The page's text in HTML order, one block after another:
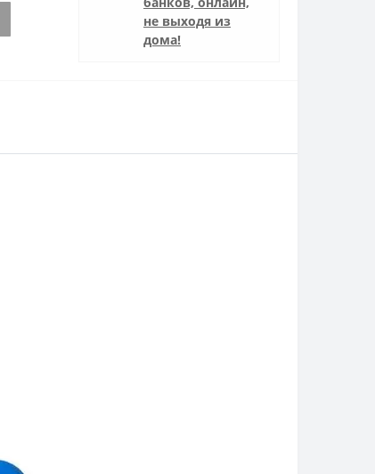
не выходя из
дома!